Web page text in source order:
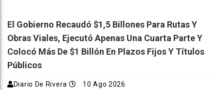
El Gobierno Recaudó $1,5 Billones Para Rutas Y
Obras Viales, Ejecutó Apenas Una Cuarta Parte Y
Colocó Más De $1 Billón En Plazos Fijos Y Títulos
Públicos
Diario De Rivera 10 Ago 2026